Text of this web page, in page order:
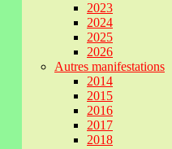
2023
2024
2025
2026
Autres manifestations
2014
2015
2016
2017
2018